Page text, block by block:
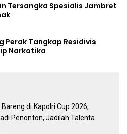
Tersangka Spesialis Jambret
Perak Tangkap Residivis
Narkotika